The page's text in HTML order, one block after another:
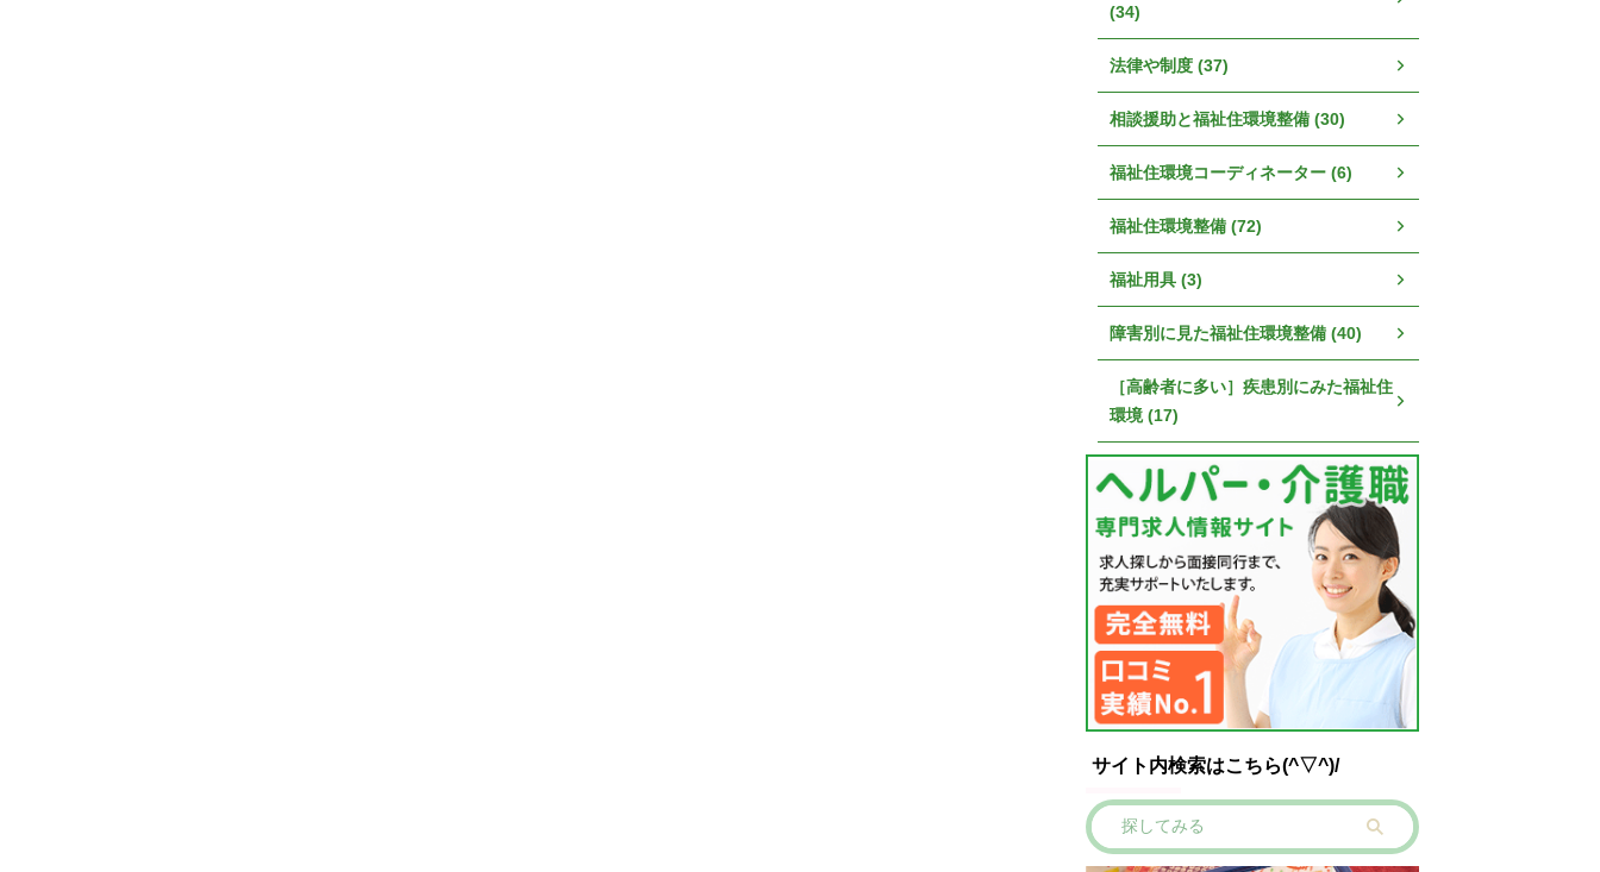
(34)
法律や制度 (37)
相談援助と福祉住環境整備 (30)
福祉住環境コーディネーター (6)
福祉住環境整備 (72)
福祉用具 (3)
障害別に見た福祉住環境整備 (40)
［高齢者に多い］疾患別にみた福祉住
環境 (17)
サイト内検索はこちら(^▽^)/